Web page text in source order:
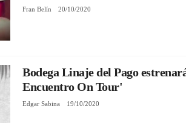
Fran Belín 20/10/2020
Bodega Linaje del Pago
Encuentro On Tour'
Edgar Sabina 19/10/2020